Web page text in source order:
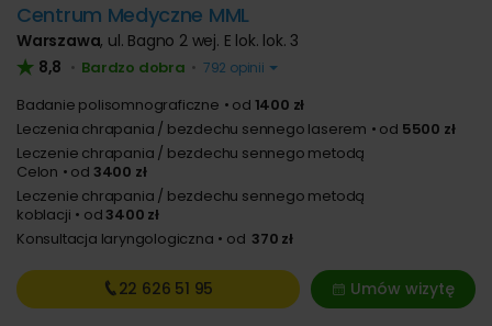
Centrum Medyczne MML
Warszawa, ul. Bagno 2 wej. E lok. lok. 3
8,8 • Bardzo dobra • 792 opinii
Badanie polisomnograficzne od 1400 zł
Leczenia chrapania / bezdechu sennego laserem
od 5500 zł
Leczenie chrapania / bezdechu sennego metodą
Celon
od 3400 zł
Leczenie chrapania / bezdechu sennego metodą
koblacji
od 3400 zł
Konsultacja laryngologiczna
od 370 zł
Umów wizytę
22 626 51 95